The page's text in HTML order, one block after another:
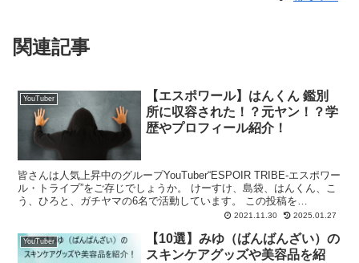
関連記事
YouTuber
【エスポワール】はんくん 鑑別
所に収容された！？元ヤン！？学
歴やプロフィール紹介！
皆さんは人気上昇中のグループYouTuber“ESPOIR TRIBE-エスポワー
ル・トライブ”をご存じでしょうか。 けーすけ、島袋、はんくん、こ
う、ひろと、ガチヤマの6名で活動しています。 この投稿を
2021.11.30 2025.01.27
YouTuber
【10選】みゆ（ばんばんざい）の
スキンケアグッズや美容品を紹